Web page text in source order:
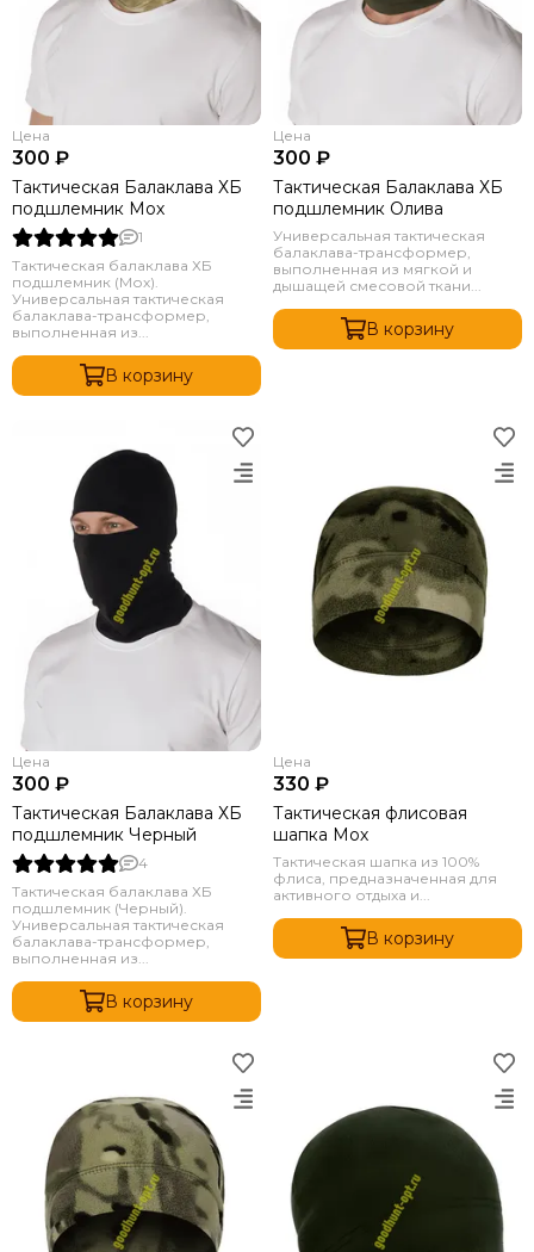
Цена
300 ₽
Тактическая Балаклава ХБ
подшлемник Мох
1
Тактическая балаклава ХБ
подшлемник (Мох).
Универсальная тактическая
балаклава-трансформер,
выполненная из...
В корзину
Цена
300 ₽
Тактическая Балаклава ХБ
подшлемник Олива
Универсальная тактическая
балаклава-трансформер,
выполненная из мягкой и
дышащей смесовой ткани...
В корзину
Цена
300 ₽
Тактическая Балаклава ХБ
подшлемник Черный
4
Тактическая балаклава ХБ
подшлемник (Черный).
Универсальная тактическая
балаклава-трансформер,
выполненная из...
В корзину
Цена
330 ₽
Тактическая флисовая
шапка Мох
Тактическая шапка из 100%
флиса, предназначенная для
активного отдыха и...
В корзину